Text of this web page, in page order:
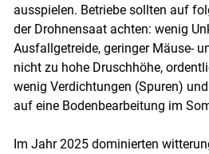
ausspielen. Betriebe sollten auf
der Drohnensaat achten: wenig
Ausfallgetreide, geringer Mäuse-
nicht zu hohe Druschhöhe,
wenig Verdichtungen (Spuren)
auf eine Bodenbearbeitung im
Im Jahr 2025 dominierten